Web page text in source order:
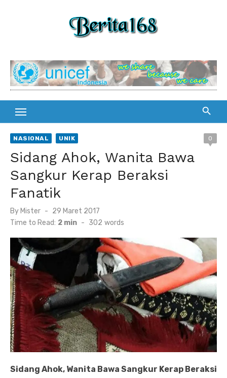
NASIONAL UNIK 0
Sidang Ahok, Wanita Bawa
Sangkur Kerap Beraksi
Fanatik
By Mister
Posted
on
29 Maret 2017
Time to Read: 2 min - 302 words
Sidang Ahok, Wanita Bawa Sangkur Kerap Beraksi